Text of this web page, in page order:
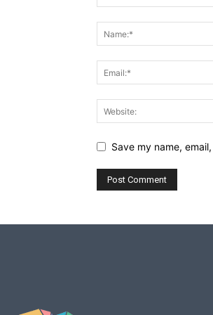
Save my name,